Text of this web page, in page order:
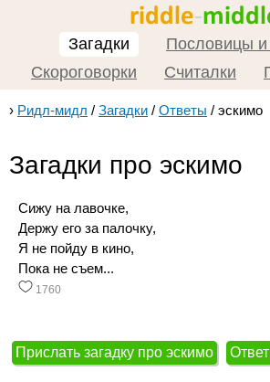
Загадки
Пословицы и
Скороговорки
Считалки
› Ридл-мидл / Загадки / Ответы / эскимо
Загадки про эскимо
Сижу на лавочке,
Держу его за палочку,
Я не пойду в кино,
Пока не съем...
1760
Прислать загадку про эскимо